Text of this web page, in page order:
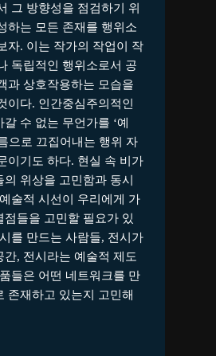
그 방향성을 점검하기 위
하는 모든 존재를 행위소
자. 이는 작가의 작업이 작
독립적인 행위소로서 공
과 상호작용하는 모습을
이다. 인간중심주의적인
수 없는 무언가를 ‘예
으로 끄집어내는 행위 자
이기도 하다. 현실 속 비가
의 위상을 고민함과 동시
술적 시선이 우리에게 가
점들을 고민할 필요가 있
를 만드는 사람들, 전시가
간, 전시라는 예술적 제도
들은 어떤 네트워크를 만
존재하고 있는지 고민해